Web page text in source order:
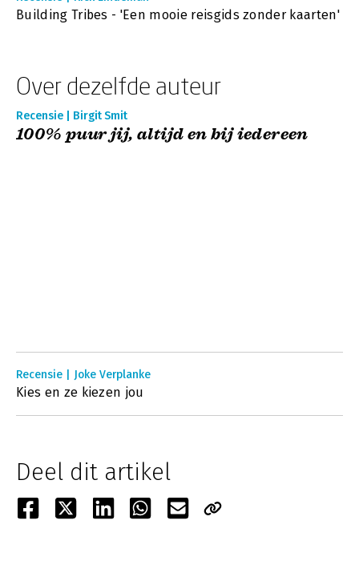
Building Tribes - 'Een mooie reisgids zonder kaarten'
Over dezelfde auteur
Recensie | Birgit Smit
100% puur jij, altijd en bij iedereen
Recensie | Joke Verplanke
Kies en ze kiezen jou
Deel dit artikel